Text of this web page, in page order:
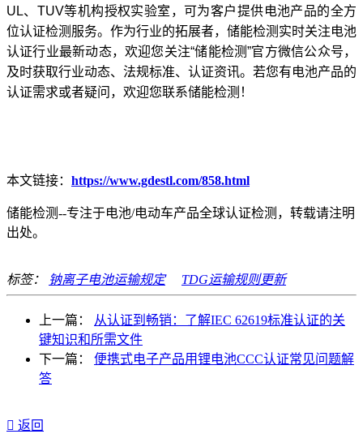
UL、 TUV等机构授权实验室，可为客户提供电池产品的全方
位认证检测服务。作为行业的拓展者，储能检测实时关注电池
认证行业最新动态，欢迎您关注“储能检测”官方微信公众号，
及时获取行业动态、法规标准、认证资讯。若您有电池产品的
认证需求或者疑问，欢迎您联系储能检测！
本文链接： https://www.gdestl.com/858.html
储能检测--专注于电池/电动车产品全球认证检测，转载请注明
出处。
标签： 钠离子电池运输规定 TDG运输规则更新
上一篇：
从认证到畅销：了解IEC 62619标准认证的关
键知识和所需文件
下一篇： 便携式电子产品用锂电池CCC认证常见问题解
答
 返回